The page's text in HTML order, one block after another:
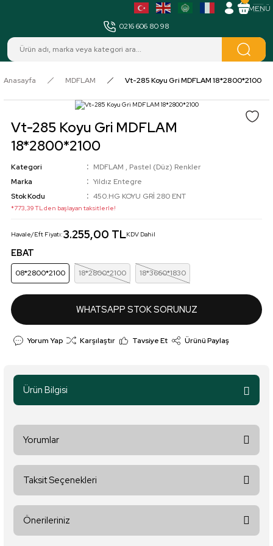
0216 606 80 98
Anasayfa MDFLAM Vt-285 Koyu Gri MDFLAM 18*2800*2100
Vt-285 Koyu Gri MDFLAM
18*2800*2100
Kategori MDFLAM , Pastel (Düz) Renkler
Marka
Yıldız Entegre
Stok Kodu
450.HG KOYU GRİ 280 ENT
*773,39 TL den başlayan taksitlerle!
Havale/Eft Fiyatı:3.255,00 TLKDV Dahil
EBAT
08*2800*2100 18*2800*2100 18*3660*1830
WHATSAPP STOK SORUNUZ
Yorum Yap Karşılaştır Tavsiye Et Ürünü Paylaş
Ürün Bilgisi
Yorumlar
Taksit Seçenekleri
Önerileriniz